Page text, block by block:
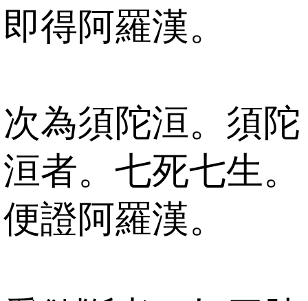
即得阿羅漢。
次為須陀洹。須陀
洹者。七死七生。
便證阿羅漢。